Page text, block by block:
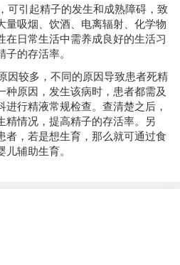
可引起精子的发生和成熟障碍，致
量吸烟、饮酒、电离辐射、化学物
在日常生活中需养成良好的生活习
的存活率。
因较多，不同的原因导致患者死精
种原因，发生该病时，患者都需及
行精液常规检查。查清楚之后，
精情况，提高精子的存活率。另
者，若是想生育，那么就可通过食
辅助生育。